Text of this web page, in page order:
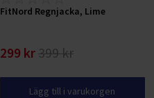
FitNord Regnjacka, Lime
299 kr399 kr
Lägg till i varukorgen